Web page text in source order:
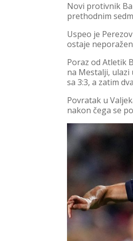
Novi protivnik
prethodnim
Uspeo je
ostaje
Poraz od Atletik
na Mestalji, ulazi
sa 3:3, a zatim
Povratak u
nakon čega se